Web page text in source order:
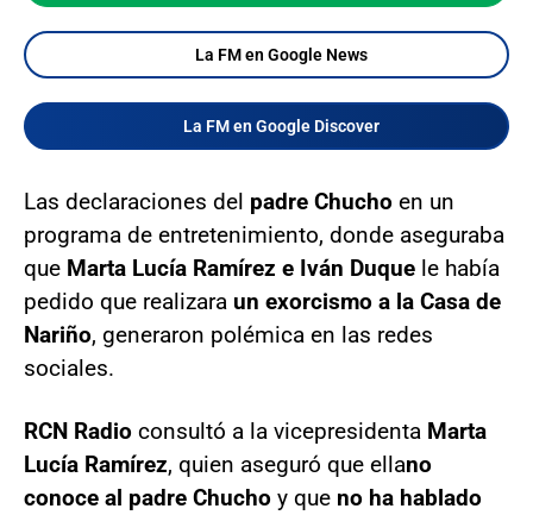
La FM en Google News
La FM en Google Discover
Las declaraciones del padre Chucho en un
programa de entretenimiento, donde aseguraba
que Marta Lucía Ramírez e Iván Duque le había
pedido que realizara un exorcismo a la Casa de
Nariño, generaron polémica en las redes
sociales.
RCN Radio consultó a la vicepresidenta Marta
Lucía Ramírez, quien aseguró que ellano
conoce al padre Chucho y que no ha hablado